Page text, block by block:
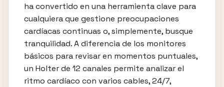
ha convertido en una herramienta clave para
cualquiera que gestione preocupaciones
cardíacas continuas o, simplemente, busque
tranquilidad. A diferencia de los monitores
básicos para revisar en momentos puntuales,
un Holter de 12 canales permite analizar el
ritmo cardíaco con varios cables, 24/7,